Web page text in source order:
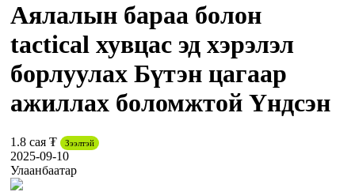
Аялалын бараа болон
tactical хувцас эд хэрэлэл
борлуулах Бүтэн цагаар
ажиллах боломжтой Үндсэн
1.8 сая ₮ Зээлтэй
2025-09-10
Улаанбаатар